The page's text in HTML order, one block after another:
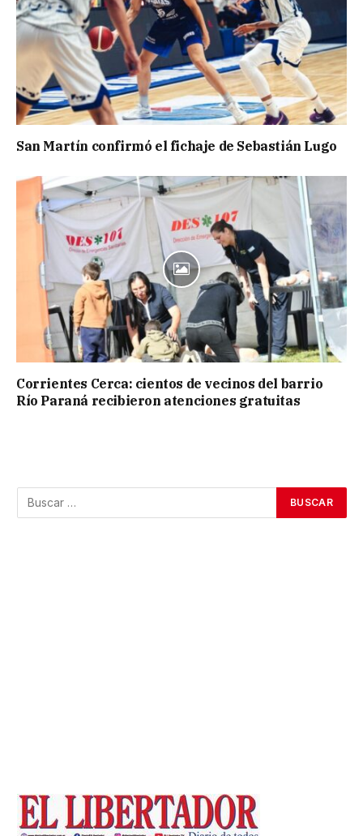
San Martín confirmó el fichaje de Sebastián Lugo
Corrientes Cerca: cientos de vecinos del barrio
Río Paraná recibieron atenciones gratuitas